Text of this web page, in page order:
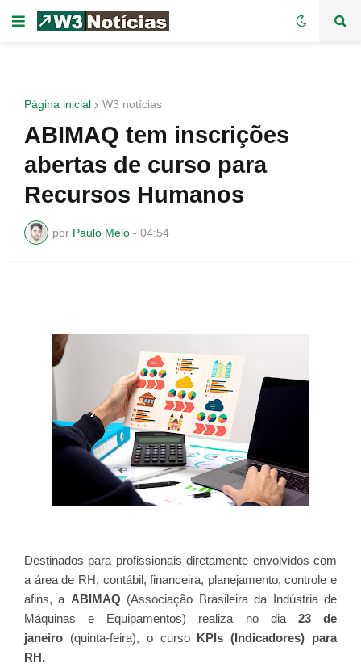
Página inicial W3 notícias
ABIMAQ tem inscrições
abertas de curso para
Recursos Humanos
por Paulo Melo - 04:54
Destinados para profissionais diretamente envolvidos com
a área de RH, contábil, financeira, planejamento, controle e
afins, a ABIMAQ (Associação Brasileira da Indústria de
Máquinas e Equipamentos) realiza no dia 23 de
janeiro (quinta-feira), o curso
KPIs (Indicadores) para
RH.